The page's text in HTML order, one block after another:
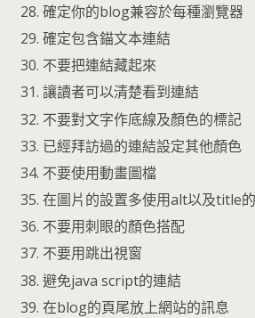
確定你的blog兼容於每種瀏覽器
確定包含錨文本連結
不要把連結藏起來
讓讀者可以清楚看到連結
不要對文字作底線及顏色的標記
已經拜訪過的連結設定其他顏色
不要使用動畫圖檔
在圖片的設置多使用alt以及title
不要用刺眼的顏色搭配
不要用跳出視窗
避免java script的連結
在blog的頁尾放上網站的訊息